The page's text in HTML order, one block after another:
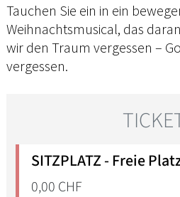
Tauchen Sie ein in ein
Weihnachtsmusical, das
wir den Traum vergessen –
vergessen.